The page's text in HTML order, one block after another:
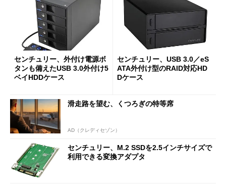
センチュリー、外付け電源ボ
タンも備えたUSB 3.0外付け5
ベイHDDケース
センチュリー、USB 3.0／eS
ATA外付け型のRAID対応HD
Dケース
滑走路を望む、くつろぎの特等席
AD（クレディセゾン）
センチュリー、M.2 SSDを2.5インチサイズで
利用できる変換アダプタ